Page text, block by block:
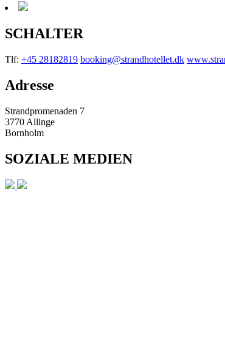
SCHALTER
Tlf: +45 28182819 booking@strandhotellet.dk
Adresse
Strandpromenaden 7
3770 Allinge
Bornholm
SOZIALE MEDIEN